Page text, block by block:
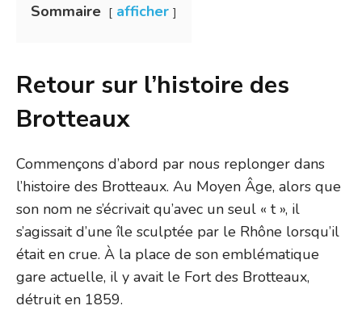
Sommaire afficher
Retour sur l’histoire des
Brotteaux
Commençons d’abord par nous replonger dans
l’histoire des Brotteaux. Au Moyen Âge, alors que
son nom ne s’écrivait qu’avec un seul « t », il
s’agissait d’une île sculptée par le Rhône lorsqu’il
était en crue. À la place de son emblématique
gare actuelle, il y avait le Fort des Brotteaux,
détruit en 1859.